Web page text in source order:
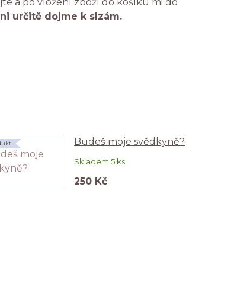
určitě dojme k slzám.
Budeš moje svědkyně?
Skladem 5 ks
250 Kč